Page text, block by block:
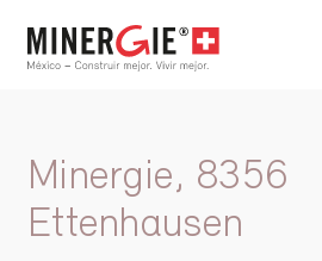
Minergie, 8356
Ettenhausen